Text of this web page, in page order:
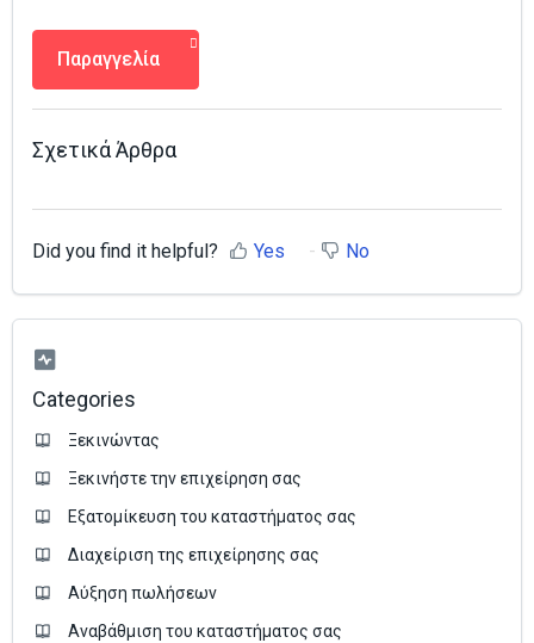
Παραγγελία
Σχετικά Άρθρα
Did you find it helpful? Yes No
Categories
Ξεκινώντας
Ξεκινήστε την επιχείρηση σας
Εξατομίκευση του καταστήματος σας
Διαχείριση της επιχείρησης σας
Аύξηση πωλήσεων
Αναβάθμιση του καταστήματος σας